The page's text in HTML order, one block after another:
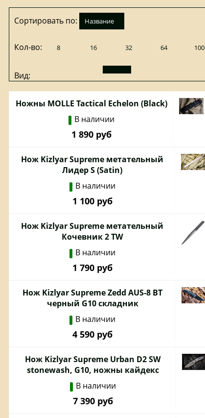
Сортировать по: название
Кол-во: 8 16 32 64 100
Вид:
Ножны MOLLE Tactical Echelon (Black)
В наличии
1 890 руб
Нож Kizlyar Supreme метательный
Лидер S (Satin)
В наличии
1 100 руб
Нож Kizlyar Supreme метательный
Кочевник 2 TW
В наличии
1 790 руб
Нож Kizlyar Supreme Zedd AUS-8 BT
черный G10 складник
В наличии
4 590 руб
Нож Kizlyar Supreme Urban D2 SW
stonewash, G10, ножны кайдекс
В наличии
7 390 руб